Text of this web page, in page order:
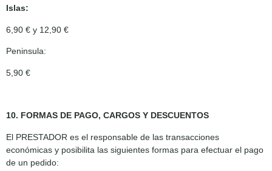
Islas:
6,90 € y 12,90 €
Peninsula:
5,90 €
10. FORMAS DE PAGO, CARGOS Y DESCUENTOS
El PRESTADOR es el responsable de las transacciones
económicas y posibilita las siguientes formas para efectuar el pago
de un pedido: